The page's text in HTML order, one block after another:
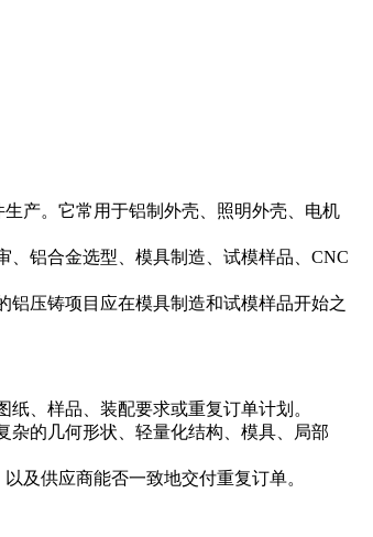
产。它常用于铝制外壳、照明外壳、电机
铝合金选型、模具制造、试模样品、CNC
压铸项目应在模具制造和试模样品开始之
、样品、装配要求或重复订单计划。
杂的几何形状、轻量化结构、模具、局部
及供应商能否一致地交付重复订单。